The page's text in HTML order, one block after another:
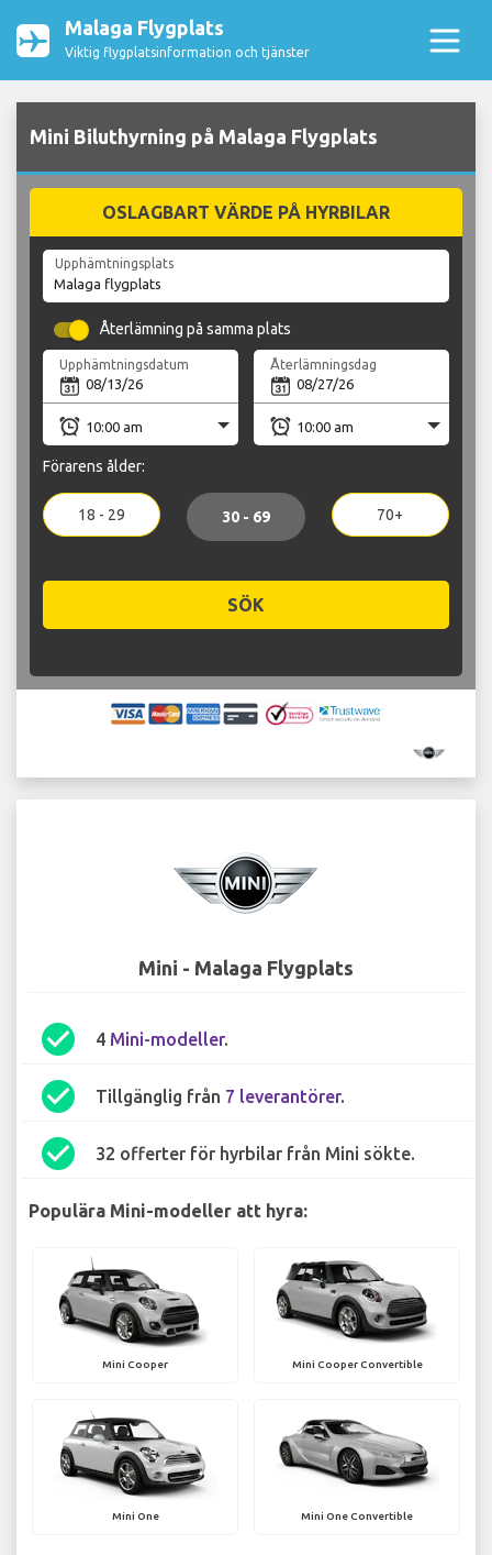
Malaga Flygplats
Viktig flygplatsinformation och tjänster
Mini Biluthyrning på Malaga Flygplats
OSLAGBART VÄRDE PÅ HYRBILAR
Upphämtningsplats
Återlämning på samma plats
Upphämtningsdatum Återlämningsdag
Förarens ålder:
18 - 29 30 - 69 70+
SÖK
Mini - Malaga Flygplats
check_circle 4 Mini-modeller.
check_circle Tillgänglig från 7 leverantörer.
check_circle 32 offerter för hyrbilar från Mini sökte.
Populära Mini-modeller att hyra:
Mini Cooper Mini Cooper Convertible
Mini One Mini One Convertible